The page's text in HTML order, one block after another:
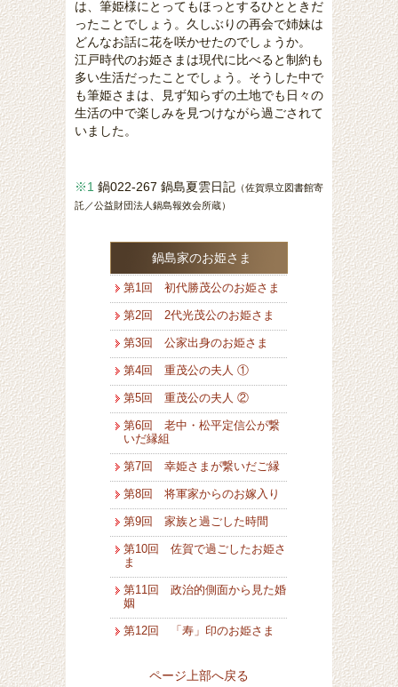
は、筆姫様にとってもほっとするひとときだ
ったことでしょう。久しぶりの再会で姉妹は
どんなお話に花を咲かせたのでしょうか。
江戸時代のお姫さまは現代に比べると制約も
多い生活だったことでしょう。そうした中で
も筆姫さまは、見ず知らずの土地でも日々の
生活の中で楽しみを見つけながら過ごされて
いました。
※1 鍋022-267 鍋島夏雲日記 （佐賀県立図書館寄
託／公益財団法人鍋島報效会所蔵）
鍋島家のお姫さま
第1回 初代勝茂公のお姫さま
第2回 2代光茂公のお姫さま
第3回 公家出身のお姫さま
第4回 重茂公の夫人 ①
第5回 重茂公の夫人 ②
第6回 老中・松平定信公が繋
いだ縁組
第7回 幸姫さまが繋いだご縁
第8回 将軍家からのお嫁入り
第9回 家族と過ごした時間
第10回 佐賀で過ごしたお姫さ
ま
第11回 政治的側面から見た婚
姻
第12回 「寿」印のお姫さま
ページ上部へ戻る